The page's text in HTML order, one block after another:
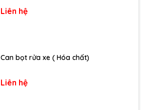
Liên hệ
Can bọt rửa xe ( Hóa chất)
Liên hệ